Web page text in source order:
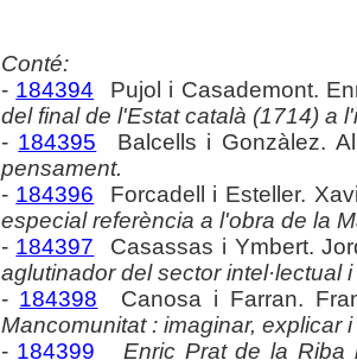
Conté:
- 184394 Pujol i Casademont.
del final de l'Estat català (1714) a
- 184395 Balcells i Gonzàlez.
pensament.
- 184396 Forcadell i Esteller.
especial referència a l'obra de la
- 184397 Casassas i Ymbert.
aglutinador del sector intel·lectual
- 184398 Canosa i Farran.
Mancomunitat : imaginar, explicar
- 184399 Enric Prat de la Riba